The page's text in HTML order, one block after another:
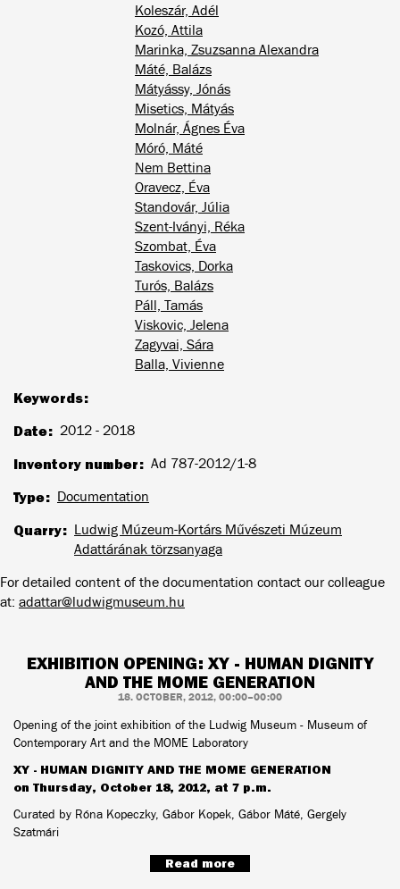
Koleszár, Adél
Kozó, Attila
Marinka, Zsuzsanna Alexandra
Máté, Balázs
Mátyássy, Jónás
Misetics, Mátyás
Molnár, Ágnes Éva
Móró, Máté
Nem Bettina
Oravecz, Éva
Standovár, Júlia
Szent-Iványi, Réka
Szombat, Éva
Taskovics, Dorka
Turós, Balázs
Páll, Tamás
Viskovic, Jelena
Zagyvai, Sára
Balla, Vivienne
Keywords
Date
2012 - 2018
Inventory number Ad 787-2012/1-8
Type Documentation
Quarry
Ludwig Múzeum-Kortárs Művészeti Múzeum
Adattárának törzsanyaga
For detailed content of the documentation contact our colleague
at: adattar@ludwigmuseum.hu
EXHIBITION OPENING: XY - HUMAN DIGNITY
AND THE MOME GENERATION
18. OCTOBER, 2012, 00:00–00:00
Opening of the joint exhibition of the Ludwig Museum - Museum of
Contemporary Art and the MOME Laboratory
XY - HUMAN DIGNITY AND THE MOME GENERATION
on Thursday, October 18, 2012, at 7 p.m.
Curated by Róna Kopeczky, Gábor Kopek, Gábor Máté, Gergely
Szatmári
Read more